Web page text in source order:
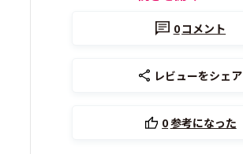
0コメント
レビューをシェア
0参考になった